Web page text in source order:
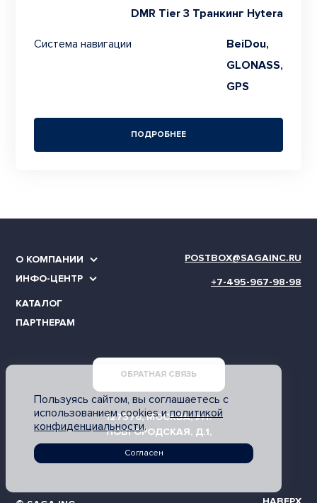
DMR Tier 3 Транкинг Hytera
Система навигации
BeiDou,
GLONASS,
GPS
ПОДРОБНЕЕ
О КОМПАНИИ
ИНФО-ЦЕНТР
КАТАЛОГ
ПАРТНЕРАМ
POSTBOX@SAGAINC.RU
+7-495-967-98-98
ОБРАТНАЯ СВЯЗЬ
127576, МОСКВА, УЛ.
НОВГОРОДСКАЯ, Д.1,
ОФИС АП 306.2
Пользуясь сайтом, вы соглашаетесь с
использованием cookies иполитикой
конфиденциальности.
Согласен